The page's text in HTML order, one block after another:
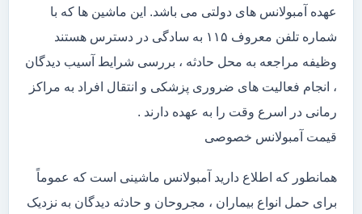
عهده آمبولانس های دولتی می باشد. این ماشین ها که با
شماره تلفن معروف ۱۱۵ به سادگی در دسترس هستند
وظیفه مراجعه به محل حادثه ، بررسی شرایط آسیب دیدگان
، انجام فعالیت های ضروری پزشکی و انتقال افراد به مراکز
رمانی در اسرع وقت را به عهده دارند .
قیمت آمبولانس خصوصی
همانطور که اطلاع دارید آمبولانس ماشینی است که عموماً
برای حمل انواع بیماران ، مجروحان و حادثه دیدگان به نزدیک